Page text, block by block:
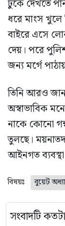
ঢুকে দেখতে
ধরে মাংস খুলে
বাইরে এসে
দেয়। পরে
জন্য মর্গে
তিনি আরও
অস্বাভাবিক
নাকে কোনো
তুলছে।
আইনগত
বিষয়ঃ বুয়েট
সংবাদটি